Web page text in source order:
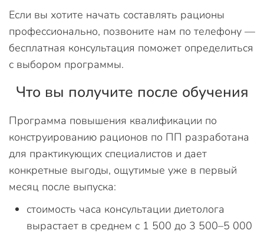
Если вы хотите начать составлять рационы
профессионально, позвоните нам по телефону —
бесплатная консультация поможет определиться
с выбором программы.
Что вы получите после обучения
Программа повышения квалификации по
конструированию рационов по ПП разработана
для практикующих специалистов и дает
конкретные выгоды, ощутимые уже в первый
месяц после выпуска:
стоимость часа консультации диетолога
вырастает в среднем с 1 500 до 3 500–5 000